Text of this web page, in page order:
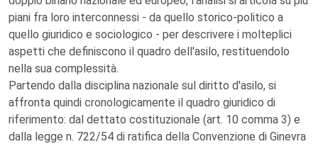
piani fra loro interconnessi - da quello storico-politico a
quello giuridico e sociologico - per descrivere i molteplici
aspetti che definiscono il quadro dell'asilo, restituendolo
nella sua complessità.
Partendo dalla disciplina nazionale sul diritto d'asilo, si
affronta quindi cronologicamente il quadro giuridico di
riferimento: dal dettato costituzionale (art. 10 comma 3) e
dalla legge n. 722/54 di ratifica della Convenzione di Ginevra